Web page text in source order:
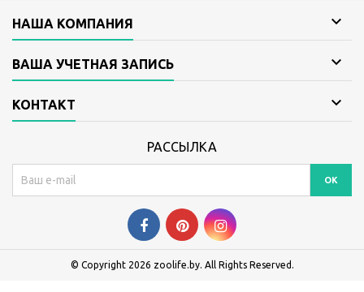
НАША КОМПАНИЯ 
ВАША УЧЕТНАЯ ЗАПИСЬ 
КОНТАКТ 
РАССЫЛКА
© Copyright 2026 zoolife.by. All Rights Reserved.